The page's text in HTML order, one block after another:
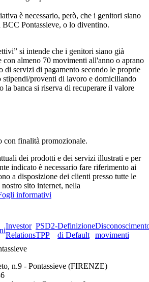
è necessario, però, che i genitori siano
Pontassieve, o lo diventino.
si intende che i genitori siano già
almeno 70 movimenti all'anno o aprano
di servizi di pagamento secondo le proprie
stipendi/proventi di lavoro e domiciliando
la banca si riserva di recuperare il valore
con finalità promozionale.
dei prodotti e dei servizi illustrati e per
indicato è necessario fare riferimento ai
a disposizione dei clienti presso tutte le
sito internet, nella
informativi
Investor
Relations
PSD2-
TPP
Definizione
di Default
movimenti
n.9 - Pontassieve (FIRENZE)